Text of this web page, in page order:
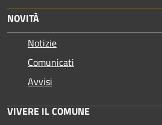
NOVITÀ
Notizie
Comunicati
Avvisi
VIVERE IL COMUNE